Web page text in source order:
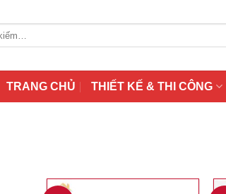
TRANG CHỦ THIẾT KẾ & THI CÔNG